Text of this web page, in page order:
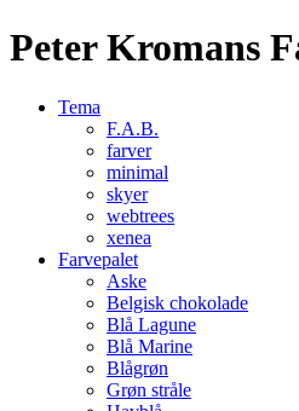
Peter Kromans
Tema
F.A.B.
farver
minimal
skyer
webtrees
xenea
Farvepalet
Aske
Belgisk chokolade
Blå Lagune
Blå Marine
Blågrøn
Grøn stråle